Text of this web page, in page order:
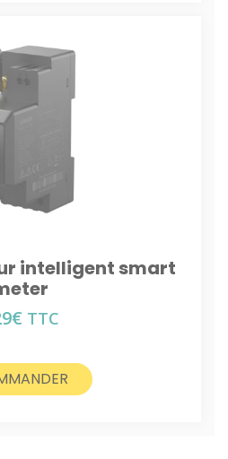
intelligent smart
€ TTC